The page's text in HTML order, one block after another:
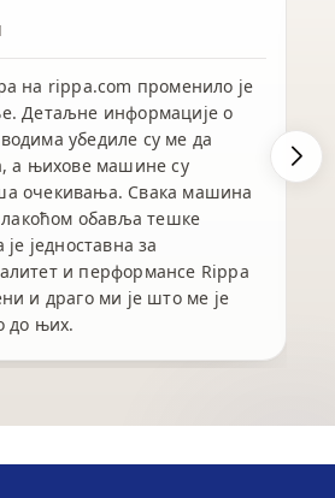
на rippa.com променило је
Детаљне информације о
убедиле су ме да
а њихове машине су
очекивања. Свака машина
лакоћом обавља тешке
једноставна за
и перформансе Rippa
и драго ми је што ме је
до њих.